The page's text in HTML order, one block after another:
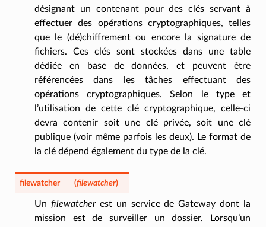
désignant un contenant pour des clés servant à
effectuer des opérations cryptographiques, telles
que le (dé)chiffrement ou encore la signature de
fichiers. Ces clés sont stockées dans une table
dédiée en base de données, et peuvent être
référencées dans les tâches effectuant des
opérations cryptographiques. Selon le type et
l’utilisation de cette clé cryptographique, celle-ci
devra contenir soit une clé privée, soit une clé
publique (voir même parfois les deux). Le format de
la clé dépend également du type de la clé.
filewatcher (filewatcher)
Un filewatcherest un service de Gateway dont la
mission est de surveiller un dossier. Lorsqu’un